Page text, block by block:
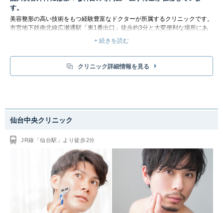
す。
美容整形の高い技術をもつ経験豊富なドクターが所属するクリニックです。
市営地下鉄南北線広瀬通駅「東1番出口」徒歩約3分と大変便利な場所にあ
ります。仙台院では患者様お一人おひとりのお悩みにしっかりと寄り添っ
た、丁寧なカウンセリングを心掛けています。ぜひお気軽にご相談くださ
+ 続きを読む
クリニック詳細情報を見る
仙台中央クリニック
JR線「仙台駅」より徒歩2分